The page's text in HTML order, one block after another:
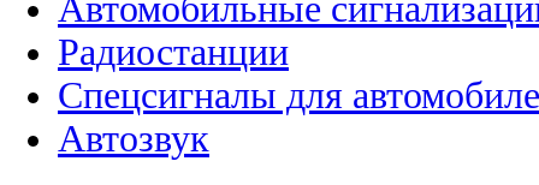
Автомобильные
Радиостанции
Спецсигналы для
Автозвук